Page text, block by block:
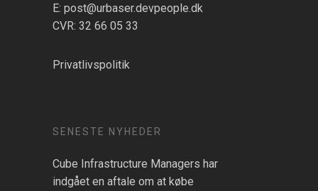
E: post@urbaser.devpeople.dk
CVR: 32 66 05 33
Privatlivspolitik
SENESTE NYHEDER
Cube Infrastructure Managers har
indgået en aftale om at købe